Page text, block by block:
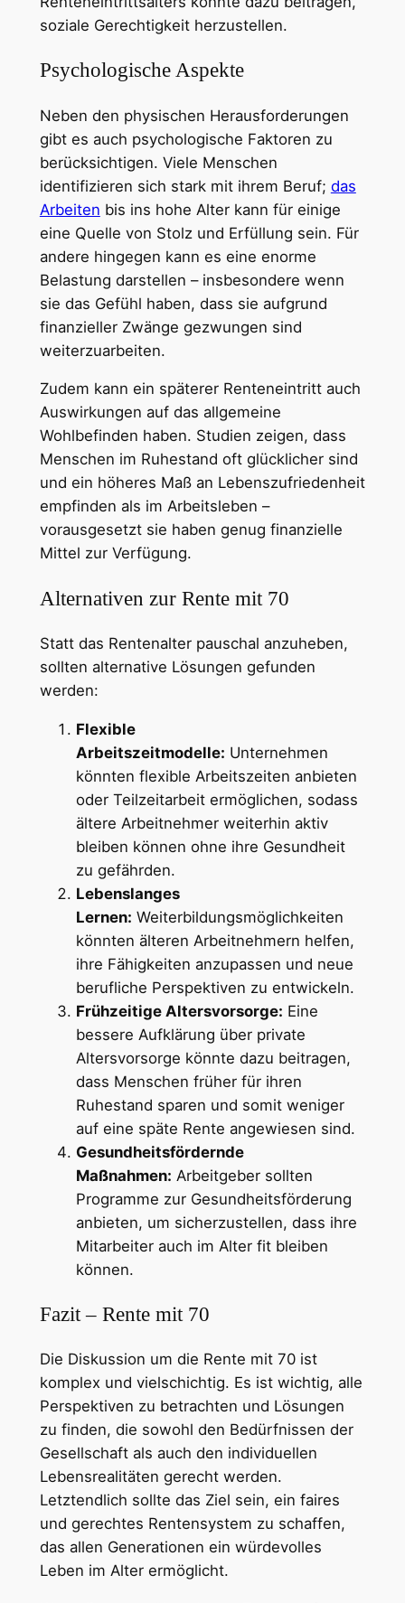
soziale Gerechtigkeit herzustellen.
Psychologische Aspekte
Neben den physischen Herausforderungen
gibt es auch psychologische Faktoren zu
berücksichtigen. Viele Menschen
identifizieren sich stark mit ihrem Beruf; das
Arbeiten bis ins hohe Alter kann für einige
eine Quelle von Stolz und Erfüllung sein. Für
andere hingegen kann es eine enorme
Belastung darstellen – insbesondere wenn
sie das Gefühl haben, dass sie aufgrund
finanzieller Zwänge gezwungen sind
weiterzuarbeiten.
Zudem kann ein späterer Renteneintritt auch
Auswirkungen auf das allgemeine
Wohlbefinden haben. Studien zeigen, dass
Menschen im Ruhestand oft glücklicher sind
und ein höheres Maß an Lebenszufriedenheit
empfinden als im Arbeitsleben –
vorausgesetzt sie haben genug finanzielle
Mittel zur Verfügung.
Alternativen zur Rente mit 70
Statt das Rentenalter pauschal anzuheben,
sollten alternative Lösungen gefunden
werden:
Flexible
Arbeitszeitmodelle: Unternehmen
könnten flexible Arbeitszeiten anbieten
oder Teilzeitarbeit ermöglichen, sodass
ältere Arbeitnehmer weiterhin aktiv
bleiben können ohne ihre Gesundheit
zu gefährden.
Lebenslanges
Lernen: Weiterbildungsmöglichkeiten
könnten älteren Arbeitnehmern helfen,
ihre Fähigkeiten anzupassen und neue
berufliche Perspektiven zu entwickeln.
Frühzeitige Altersvorsorge: Eine
bessere Aufklärung über private
Altersvorsorge könnte dazu beitragen,
dass Menschen früher für ihren
Ruhestand sparen und somit weniger
auf eine späte Rente angewiesen sind.
Gesundheitsfördernde
Maßnahmen: Arbeitgeber sollten
Programme zur Gesundheitsförderung
anbieten, um sicherzustellen, dass ihre
Mitarbeiter auch im Alter fit bleiben
können.
Fazit – Rente mit 70
Die Diskussion um die Rente mit 70 ist
komplex und vielschichtig. Es ist wichtig, alle
Perspektiven zu betrachten und Lösungen
zu finden, die sowohl den Bedürfnissen der
Gesellschaft als auch den individuellen
Lebensrealitäten gerecht werden.
Letztendlich sollte das Ziel sein, ein faires
und gerechtes Rentensystem zu schaffen,
das allen Generationen ein würdevolles
Leben im Alter ermöglicht.